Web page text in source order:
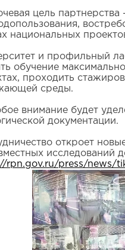
цель
национальных
и профильный
обучение
проходить
среды.
внимание будет
документации.
откроет
rpn.gov.ru/press/news/